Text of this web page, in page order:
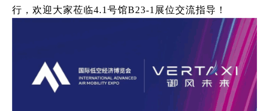
行，欢迎大家莅临4.1号馆B23-1展位交流指导！